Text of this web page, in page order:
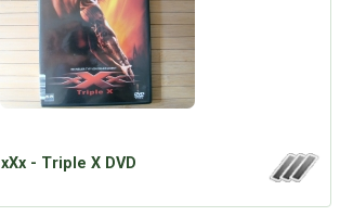
xXx - Triple X DVD